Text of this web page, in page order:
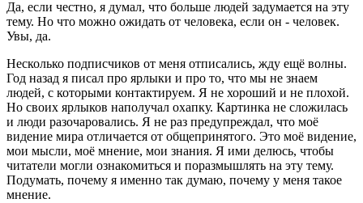
Да, если честно, я думал, что больше людей задумается на эту
тему. Но что можно ожидать от человека, если он - человек.
Увы, да.
Несколько подписчиков от меня отписались, жду ещё волны.
Год назад я писал про ярлыки и про то, что мы не знаем
людей, с которыми контактируем. Я не хороший и не плохой.
Но своих ярлыков наполучал охапку. Картинка не сложилась
и люди разочаровались. Я не раз предупреждал, что моё
видение мира отличается от общепринятого. Это моё видение,
мои мысли, моё мнение, мои знания. Я ими делюсь, чтобы
читатели могли ознакомиться и поразмышлять на эту тему.
Подумать, почему я именно так думаю, почему у меня такое
мнение.